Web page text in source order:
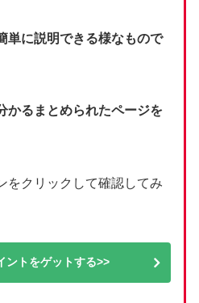
単に説明できる様なもので
かるまとめられたページを
をクリックして確認してみ
ントをゲットする>>